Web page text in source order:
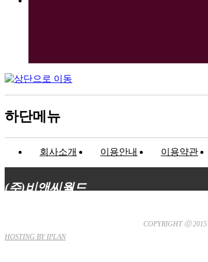
하단메뉴
회사소개 이용안내 이용약관
(주)비앤씨월드
COPYRIGHT ⓒ 2015
HOSTING BY IPLAN